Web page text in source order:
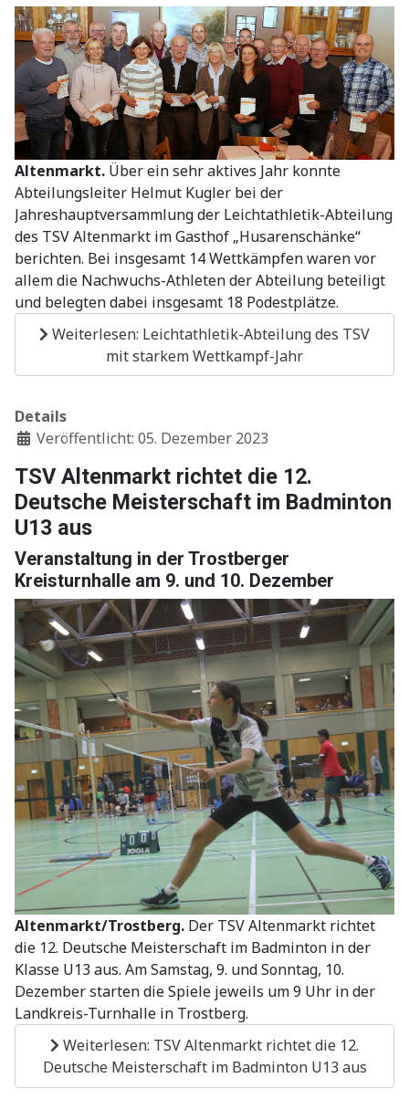
Altenmarkt. Über ein sehr aktives Jahr konnte
Abteilungsleiter Helmut Kugler bei der
Jahreshauptversammlung der Leichtathletik-Abteilung
des TSV Altenmarkt im Gasthof „Husarenschänke“
berichten. Bei insgesamt 14 Wettkämpfen waren vor
allem die Nachwuchs-Athleten der Abteilung beteiligt
und belegten dabei insgesamt 18 Podestplätze.
Weiterlesen: Leichtathletik-Abteilung des TSV
mit starkem Wettkampf-Jahr
Details
Veröffentlicht: 05. Dezember 2023
TSV Altenmarkt richtet die 12.
Deutsche Meisterschaft im Badminton
U13 aus
Veranstaltung in der Trostberger
Kreisturnhalle am 9. und 10. Dezember
Altenmarkt/Trostberg. Der TSV Altenmarkt richtet
die 12. Deutsche Meisterschaft im Badminton in der
Klasse U13 aus. Am Samstag, 9. und Sonntag, 10.
Dezember starten die Spiele jeweils um 9 Uhr in der
Landkreis-Turnhalle in Trostberg.
Weiterlesen: TSV Altenmarkt richtet die 12.
Deutsche Meisterschaft im Badminton U13 aus